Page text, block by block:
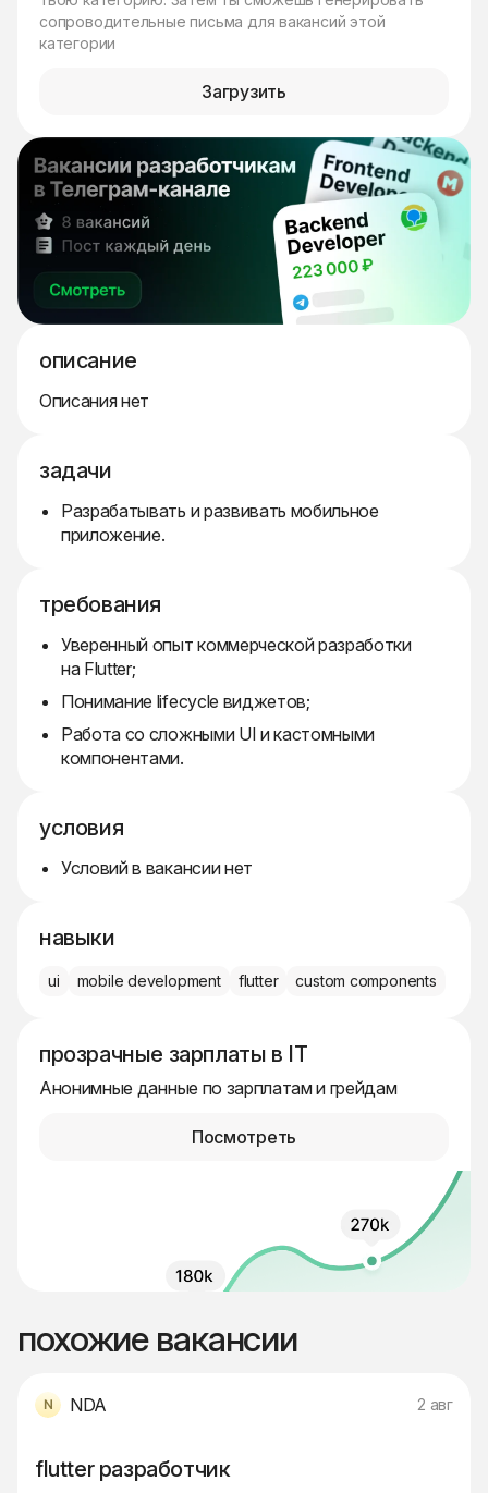
сопроводительные письма для вакансий этой
категории
Загрузить
описание
Описания нет
задачи
Разрабатывать и развивать мобильное
приложение.
требования
Уверенный опыт коммерческой разработки
на Flutter;
Понимание lifecycle виджетов;
Работа со сложными UI и кастомными
компонентами.
условия
Условий в вакансии нет
навыки
ui mobile development flutter custom components
прозрачные зарплаты в IT
Анонимные данные по зарплатам и грейдам
Посмотреть
похожие вакансии
NDA 2 авг
flutter разработчик